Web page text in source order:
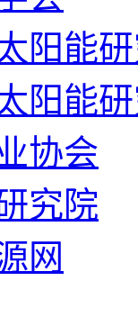
阳能
阳能
协会
究院
网